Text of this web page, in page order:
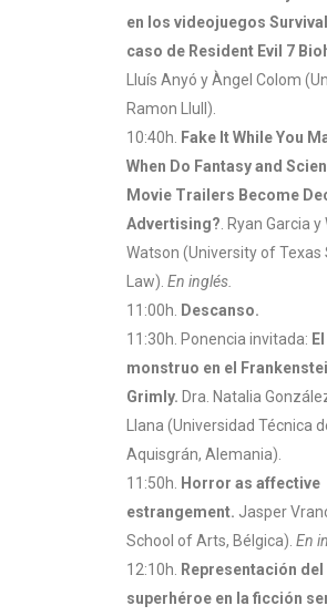
en los videojuegos
caso de Resident Evil 7
Lluís Anyó y Àngel Colom
Ramon Llull).
10:40h.
Fake It While You
When Do Fantasy and
Movie Trailers Become
Advertising? . Ryan Garcia
Watson (University of Texas
Law). En inglés.
11:00h.
Descanso.
11:30h. Ponencia invitada:
monstruo en el
Grimly. Dra. Natalia
Llana (Universidad Técnica
Aquisgrán, Alemania).
11:50h.
Horror as affective
estrangement. Jasper
School of Arts, Bélgica). En
12:10h.
Representación del
superhéroe en la ficción